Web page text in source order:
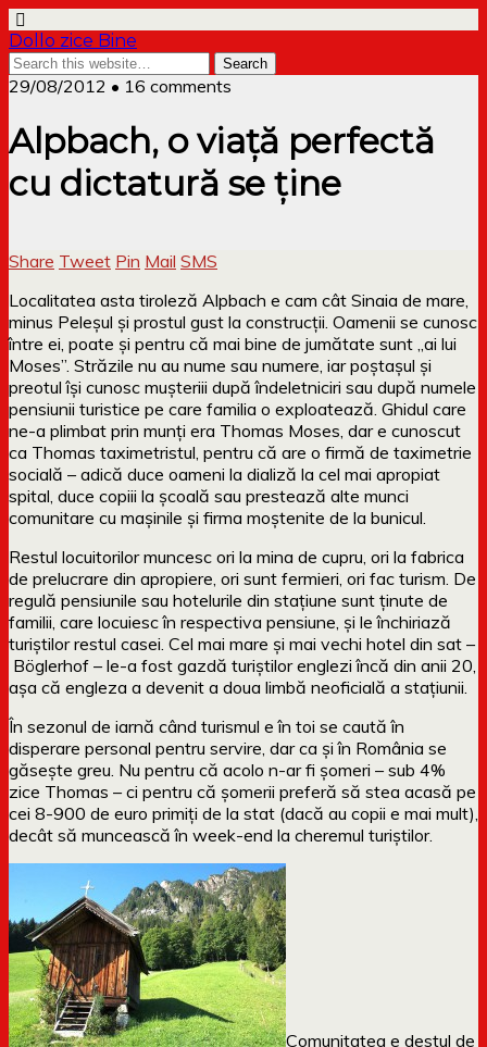
Dollo zice Bine
29/08/2012 • 16 comments
Alpbach, o viață perfectă
cu dictatură se ține
Share Tweet Pin Mail SMS
Localitatea asta tiroleză Alpbach e cam cât Sinaia de mare,
minus Peleșul și prostul gust la construcții. Oamenii se cunosc
între ei, poate și pentru că mai bine de jumătate sunt „ai lui
Moses”. Străzile nu au nume sau numere, iar poștașul și
preotul își cunosc mușteriii după îndeletniciri sau după numele
pensiunii turistice pe care familia o exploatează. Ghidul care
ne-a plimbat prin munți era Thomas Moses, dar e cunoscut
ca Thomas taximetristul, pentru că are o firmă de taximetrie
socială – adică duce oameni la dializă la cel mai apropiat
spital, duce copiii la școală sau prestează alte munci
comunitare cu mașinile și firma moștenite de la bunicul.
Restul locuitorilor muncesc ori la mina de cupru, ori la fabrica
de prelucrare din apropiere, ori sunt fermieri, ori fac turism. De
regulă pensiunile sau hotelurile din stațiune sunt ținute de
familii, care locuiesc în respectiva pensiune, și le închiriază
turiștilor restul casei. Cel mai mare și mai vechi hotel din sat –
Böglerhof – le-a fost gazdă turiștilor englezi încă din anii 20,
așa că engleza a devenit a doua limbă neoficială a stațiunii.
În sezonul de iarnă când turismul e în toi se caută în
disperare personal pentru servire, dar ca și în România se
găsește greu. Nu pentru că acolo n-ar fi șomeri – sub 4%
zice Thomas – ci pentru că șomerii preferă să stea acasă pe
cei 8-900 de euro primiți de la stat (dacă au copii e mai mult),
decât să muncească în week-end la cheremul turiștilor.
Comunitatea e destul de